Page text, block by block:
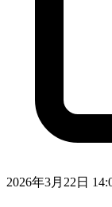
2026年3月22日